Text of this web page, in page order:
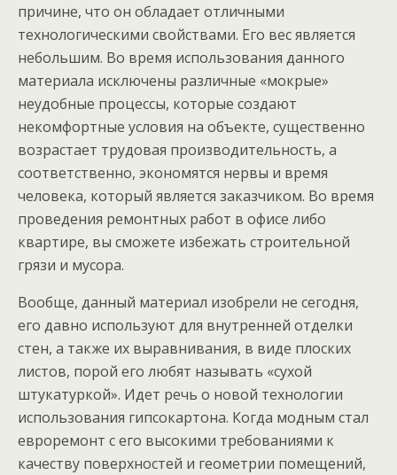
причине, что он обладает отличными
технологическими свойствами. Его вес является
небольшим. Во время использования данного
материала исключены различные «мокрые»
неудобные процессы, которые создают
некомфортные условия на объекте, существенно
возрастает трудовая производительность, а
соответственно, экономятся нервы и время
человека, который является заказчиком. Во время
проведения ремонтных работ в офисе либо
квартире, вы сможете избежать строительной
грязи и мусора.
Вообще, данный материал изобрели не сегодня,
его давно используют для внутренней отделки
стен, а также их выравнивания, в виде плоских
листов, порой его любят называть «сухой
штукатуркой». Идет речь о новой технологии
использования гипсокартона. Когда модным стал
евроремонт с его высокими требованиями к
качеству поверхностей и геометрии помещений,